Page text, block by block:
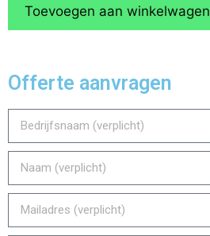
Toevoegen aan winkelwagen
Offerte aanvragen